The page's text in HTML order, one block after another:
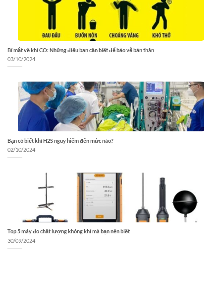
Bí mật về khí CO: Những điều bạn cần biết để bảo vệ bản thân
03/10/2024
Bạn có biết khí H2S nguy hiểm đến mức nào?
02/10/2024
Top 5 máy đo chất lượng không khí mà bạn nên biết
30/09/2024